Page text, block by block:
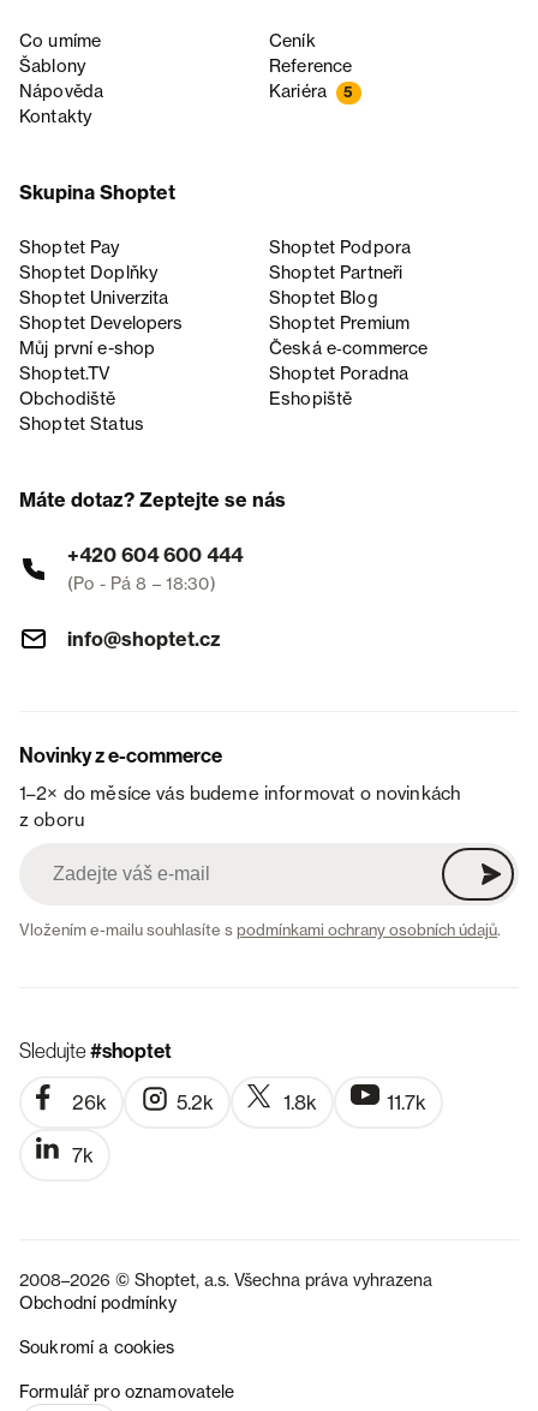
Co umíme
Ceník
Šablony
Reference
Nápověda
Kariéra 5
Kontakty
Skupina Shoptet
Shoptet Pay
Shoptet Podpora
Shoptet Doplňky
Shoptet Partneři
Shoptet Univerzita
Shoptet Blog
Shoptet Developers
Shoptet Premium
Můj první e-shop
Česká e‑commerce
Shoptet.TV
Shoptet Poradna
Obchodiště
Eshopiště
Shoptet Status
Máte dotaz? Zeptejte se nás
+420 604 600 444
(Po - Pá 8 – 18:30)
info@shoptet.cz
Novinky z e-commerce
1–2× do měsíce vás budeme informovat o novinkách
z oboru
Vložením e-mailu souhlasíte spodmínkami ochrany osobních údajů.
Sledujte#shoptet
26k 5.2k 1.8k 11.7k
7k
2008–2026 © Shoptet, a.s. Všechna práva vyhrazena
Obchodní podmínky
Soukromí a cookies
Formulář pro oznamovatele